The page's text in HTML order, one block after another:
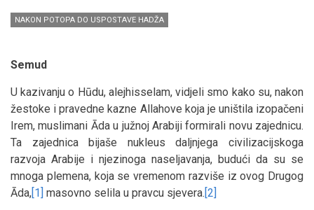
NAKON POTOPA DO USPOSTAVE HADŽA
Semud
U kazivanju o Hūdu, alejhisselam, vidjeli smo kako su, nakon
žestoke i pravedne kazne Allahove koja je uništila izopačeni
Irem, muslimani Āda u južnoj Arabiji formirali novu zajednicu.
Ta zajednica bijaše nukleus daljnjega civilizacijskoga
razvoja Arabije i njezinoga naseljavanja, budući da su se
mnoga plemena, koja se vremenom razviše iz ovog Drugog
Āda,[1] masovno selila u pravcu sjevera.[2]